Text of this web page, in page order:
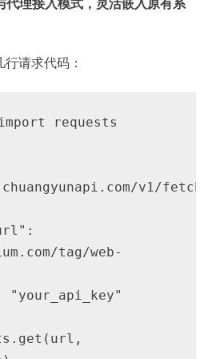
代理接入模式，灵活嵌入原有系
请求代码：
requests
v1/fetch"
tag/web-